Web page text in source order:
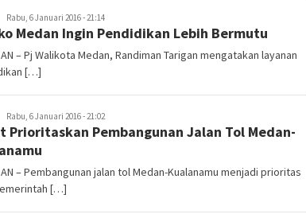
Rabu, 6 Januari 2016 - 21:14
Medan Ingin Pendidikan Lebih Bermutu
– Pj Walikota Medan, Randiman Tarigan mengatakan layanan
[…]
Rabu, 6 Januari 2016 - 21:02
Prioritaskan Pembangunan Jalan Tol Medan-
– Pembangunan jalan tol Medan-Kualanamu menjadi prioritas
[…]